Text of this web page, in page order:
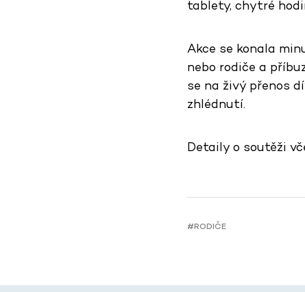
tablety, chytré
Akce se konala
nebo rodiče a
se na živý přenos
zhlédnutí.
Detaily o soutěži
#RODIČE